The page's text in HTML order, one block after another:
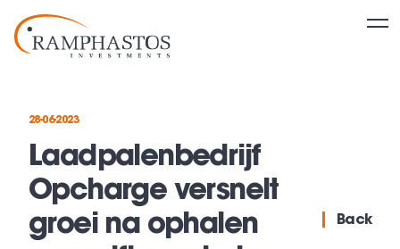
28-06-2023
Laadpalenbedrijf
Opcharge versnelt
groei na ophalen
Back